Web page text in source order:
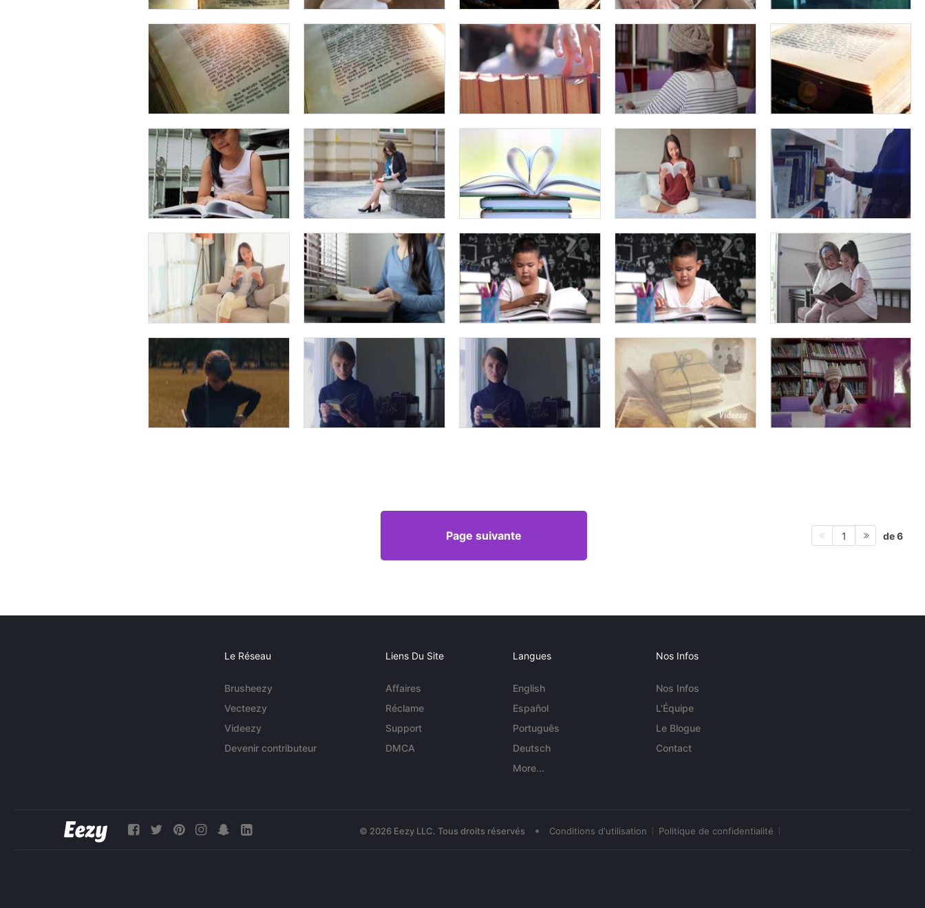
Page suivante 1 de 6
Le Réseau
Brusheezy
Vecteezy
Videezy
Devenir contributeur
Liens Du Site
Affaires
Réclame
Support
DMCA
Langues
English
Español
Português
Deutsch
More...
Nos Infos
Nos Infos
L'Équipe
Le Blogue
Contact
© 2026 Eezy LLC. Tous droits réservés • Conditions d'utilisation Politique de confidentialité